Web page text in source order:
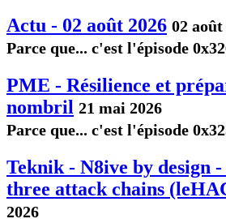
Actu - 02 août 2026 02 août
Parce que... c'est l'épisode
PME - Résilience et
nombril 21 mai 2026
Parce que... c'est l'épisode
Teknik - N8ive by design -
three attack chains
2026